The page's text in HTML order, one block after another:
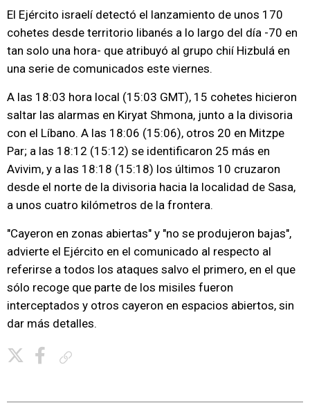
El Ejército israelí detectó el lanzamiento de unos 170
cohetes desde territorio libanés a lo largo del día -70 en
tan solo una hora- que atribuyó al grupo chií Hizbulá en
una serie de comunicados este viernes.
A las 18:03 hora local (15:03 GMT), 15 cohetes hicieron
saltar las alarmas en Kiryat Shmona, junto a la divisoria
con el Líbano. A las 18:06 (15:06), otros 20 en Mitzpe
Par; a las 18:12 (15:12) se identificaron 25 más en
Avivim, y a las 18:18 (15:18) los últimos 10 cruzaron
desde el norte de la divisoria hacia la localidad de Sasa,
a unos cuatro kilómetros de la frontera.
"Cayeron en zonas abiertas" y "no se produjeron bajas",
advierte el Ejército en el comunicado al respecto al
referirse a todos los ataques salvo el primero, en el que
sólo recoge que parte de los misiles fueron
interceptados y otros cayeron en espacios abiertos, sin
dar más detalles.